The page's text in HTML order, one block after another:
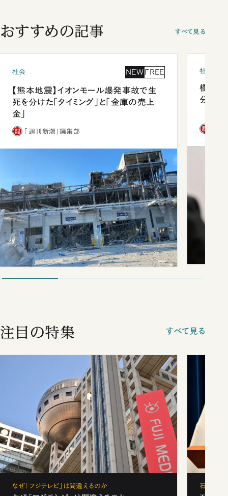
おすすめの記事 すべて見る
社会 NEW FREE
【熊本地震】イオンモール爆発事故で生
死を分けた「タイミング」と「金庫の売上
金」
「週刊新潮」編集部
社会
橋本愛
分 佐
注目の特集 すべて見る
なぜ「フジテレビ」は間違えるのか 石破茂、